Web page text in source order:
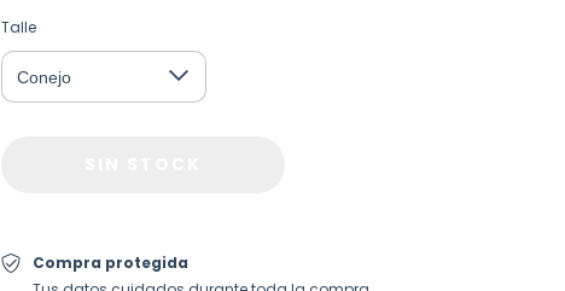
Talle
Compra protegida